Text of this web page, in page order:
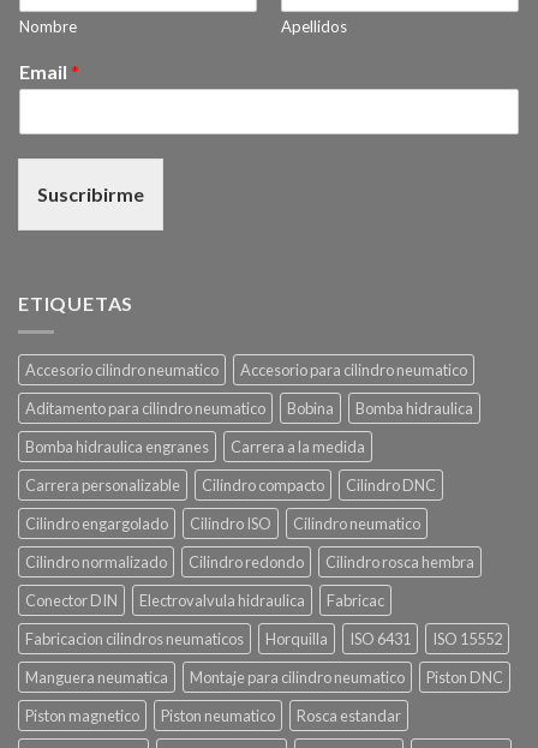
Nombre Apellidos
Email *
Suscribirme
ETIQUETAS
Accesorio cilindro neumatico
Accesorio para cilindro neumatico
Aditamento para cilindro neumatico
Bobina
Bomba hidraulica
Bomba hidraulica engranes
Carrera a la medida
Carrera personalizable
Cilindro compacto
Cilindro DNC
Cilindro engargolado
Cilindro ISO
Cilindro neumatico
Cilindro normalizado
Cilindro redondo
Cilindro rosca hembra
Conector DIN
Electrovalvula hidraulica
Fabricac
Fabricacion cilindros neumaticos
Horquilla ISO 6431
ISO 15552
Manguera neumatica
Montaje para cilindro neumatico
Piston DNC
Piston magnetico
Piston neumatico
Rosca estandar